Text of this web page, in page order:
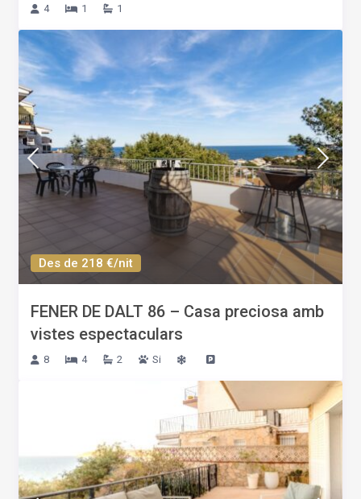
4 1 1
Des de 218 €/nit
FENER DE DALT 86 – Casa preciosa amb
vistes espectaculars
8 4 2 Si